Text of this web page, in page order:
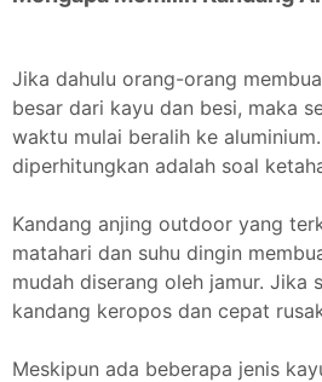
Jika dahulu orang-orang
besar dari kayu dan besi, maka
waktu mulai beralih ke
diperhitungkan adalah soal
Kandang anjing outdoor yang
matahari dan suhu dingin
mudah diserang oleh jamur. Jika
kandang keropos dan cepat
Meskipun ada beberapa jenis